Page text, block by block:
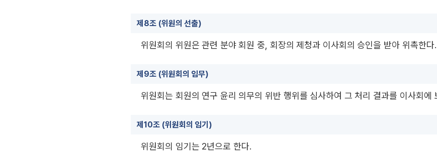
제8조 (위원의 선출)
위원회의 위원은 관련 분야 회원 중, 회장의 제청과 이사회의 승인을 받아 위촉한
제9조 (위원회의 임무)
위원회는 회원의 연구 윤리 의무의 위반 행위를 심사하여 그 처리 결과를 이사회에
제10조 (위원회의 임기)
위원회의 임기는 2년으로 한다.